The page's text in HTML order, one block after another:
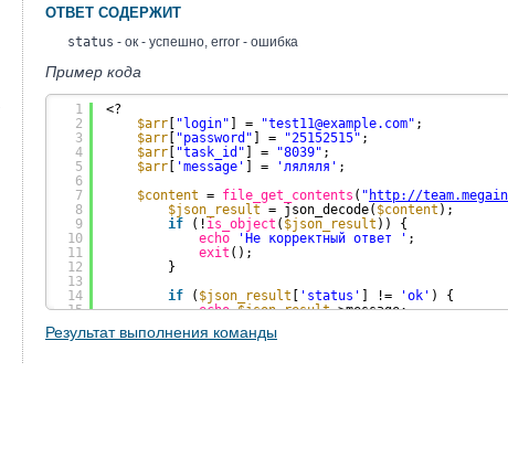
ОТВЕТ СОДЕРЖИТ
status - ок - успешно, error - ошибка
Пример кода
1
2
3
4
5
6
7
8
9
10
11
12
13
14
15
17
<?
$arr
"login" ] = "test11@example.com" ;
$arr
"password" ] = "25152515" ;
$arr
"task_id" ] = "8039" ;
$arr
'message' ] = 'ляляля' ;
$content = file_get_contents ( " http://
$json_result = json_decode( $content );
if
(! is_object ( $json_result )) {
echo
'Не корректный ответ ' ;
exit ();
}
if
( $json_result 'status' ] != 'ok' ) {
echo $json_result->message;
}
Результат выполнения команды